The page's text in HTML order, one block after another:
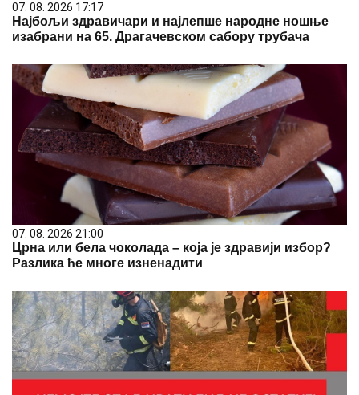
07. 08. 2026 17:17
Најбољи здравичари и најлепше народне ношње
изабрани на 65. Драгачевском сабору трубача
07. 08. 2026 21:00
Црна или бела чоколада – која је здравији избор?
Разлика ће многе изненадити